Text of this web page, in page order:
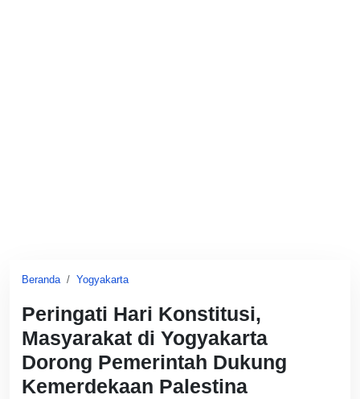
Beranda Yogyakarta
Peringati Hari Konstitusi,
Masyarakat di Yogyakarta
Dorong Pemerintah Dukung
Kemerdekaan Palestina